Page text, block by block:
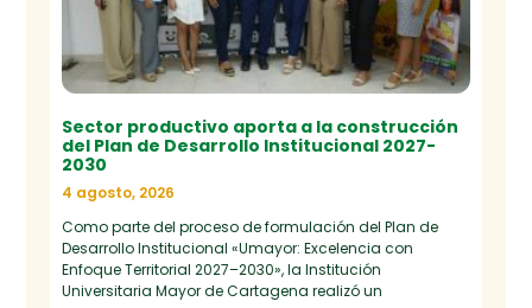
Sector productivo aporta a la construcción
del Plan de Desarrollo Institucional 2027-
2030
4 agosto, 2026
Como parte del proceso de formulación del Plan de
Desarrollo Institucional «Umayor: Excelencia con
Enfoque Territorial 2027–2030», la Institución
Universitaria Mayor de Cartagena realizó un